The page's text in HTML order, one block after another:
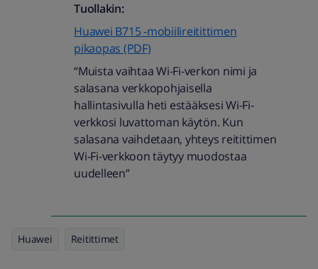
Tuollakin:
Huawei B715 -mobiilireitittimen
pikaopas (PDF)
“Muista vaihtaa Wi-Fi-verkon nimi ja
salasana verkkopohjaisella
hallintasivulla heti estääksesi Wi-Fi-
verkkosi luvattoman käytön. Kun
salasana vaihdetaan, yhteys reitittimen
Wi-Fi-verkkoon täytyy muodostaa
uudelleen”
Huawei Reitittimet